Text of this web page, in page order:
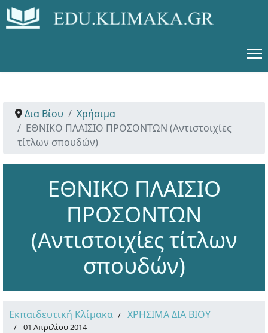
Δια Βίου
Χρήσιμα
ΕΘΝΙΚΟ ΠΛΑΙΣΙΟ ΠΡΟΣΟΝΤΩΝ (Αντιστοιχίες
τίτλων σπουδών)
ΕΘΝΙΚΟ ΠΛΑΙΣΙΟ
ΠΡΟΣΟΝΤΩΝ
(Αντιστοιχίες τίτλων
σπουδών)
Εκπαιδευτική Κλίμακα ΧΡΗΣΙΜΑ ΔΙΑ ΒΙΟΥ
01 Απριλίου 2014